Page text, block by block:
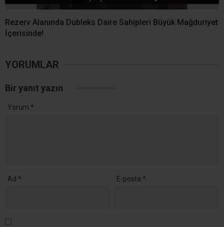
Rezerv Alanında Dubleks Daire Sahipleri Büyük Mağduriyet
İçerisinde!
YORUMLAR
Bir yanıt yazın
Yorum *
Ad * E-posta *